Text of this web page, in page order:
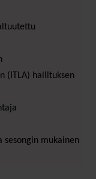
(ITLA) hallituksen
sesongin mukainen